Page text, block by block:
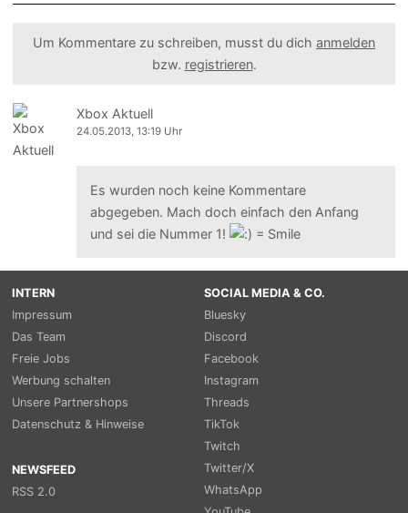
Um Kommentare zu schreiben, musst du dich anmelden
bzw. registrieren.
Xbox Aktuell
24.05.2013, 13:19 Uhr
Es wurden noch keine Kommentare
abgegeben. Mach doch einfach den Anfang
und sei die Nummer 1!
INTERN
Impressum
Das Team
Freie Jobs
Werbung schalten
Unsere Partnershops
Datenschutz & Hinweise
NEWSFEED
RSS 2.0
SOCIAL MEDIA & CO.
Bluesky
Discord
Facebook
Instagram
Threads
TikTok
Twitch
Twitter/X
WhatsApp